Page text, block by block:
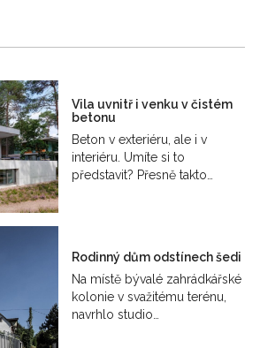
Vila uvnitř i venku v čistém
betonu
Beton v exteriéru, ale i v
interiéru. Umíte si to
představit? Přesně takto…
Rodinný dům odstínech šedi
Na místě bývalé zahrádkářské
kolonie v svažitému terénu,
navrhlo studio…